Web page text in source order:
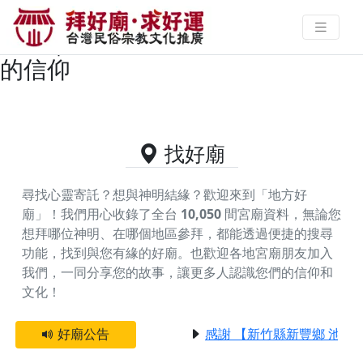
台中市東勢區供奉中壇元帥的好廟
資料｜拜好廟求好運 找到與您有緣
的信仰
找好廟
尋找心靈寄託？想與神明結緣？歡迎來到「地方好
廟」！我們用心收錄了全台 10,050 間宮廟資料，無論您
想拜哪位神明、在哪個地區參拜，都能透過便捷的搜尋
功能，找到與您有緣的好廟。 也歡迎各地宮廟朋友加入
我們，一同分享您的故事，讓更多人認識您們的信仰和
文化！
好廟公告 感謝 【新竹縣新豐鄉 池和